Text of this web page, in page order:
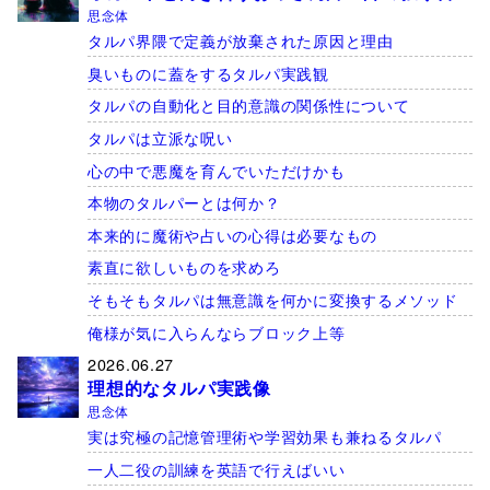
思念体
タルパ界隈で定義が放棄された原因と理由
臭いものに蓋をするタルパ実践観
タルパの自動化と目的意識の関係性について
タルパは立派な呪い
心の中で悪魔を育んでいただけかも
本物のタルパーとは何か？
本来的に魔術や占いの心得は必要なもの
素直に欲しいものを求めろ
そもそもタルパは無意識を何かに変換するメソッド
俺様が気に入らんならブロック上等
2026.06.27
理想的なタルパ実践像
思念体
実は究極の記憶管理術や学習効果も兼ねるタルパ
一人二役の訓練を英語で行えばいい